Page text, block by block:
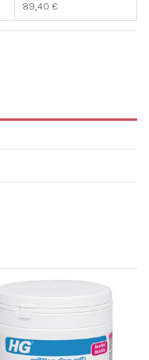
89,40 €